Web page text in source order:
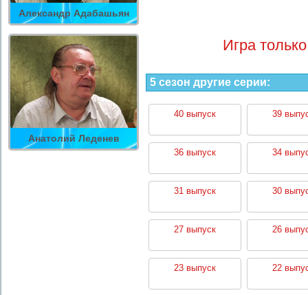
Александр Адабашьян
Анатолий Леденев
Игра
5 сезон другие серии:
40 выпуск 39
36 выпуск 34
31 выпуск 30
27 выпуск 26
23 выпуск 22